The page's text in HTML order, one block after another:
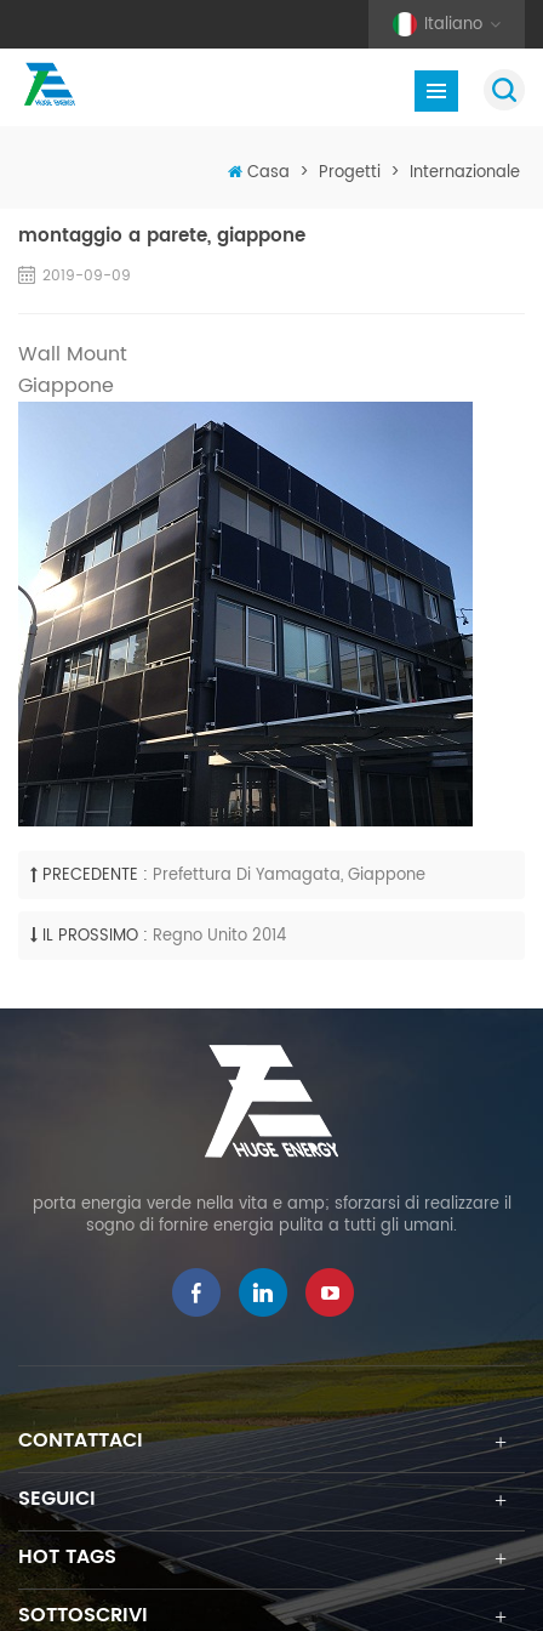
Italiano
Casa > Progetti > Internazionale
montaggio a parete, giappone
2019-09-09
Wall Mount
Giappone
PRECEDENTE : Prefettura Di Yamagata, Giappone
IL PROSSIMO : Regno Unito 2014
porta energia verde nella vita e amp; sforzarsi di realizzare il
sogno di fornire energia pulita a tutti gli umani.
CONTATTACI
SEGUICI
HOT TAGS
SOTTOSCRIVI